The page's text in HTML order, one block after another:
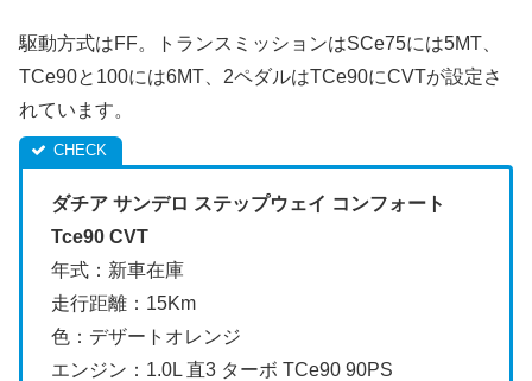
駆動方式はFF。トランスミッションはSCe75には5MT、
TCe90と100には6MT、2ペダルはTCe90にCVTが設定さ
れています。
ダチア サンデロ ステップウェイ コンフォート
Tce90 CVT
年式：新車在庫
走行距離：15Km
色：デザートオレンジ
エンジン：1.0L 直3 ターボ TCe90 90PS